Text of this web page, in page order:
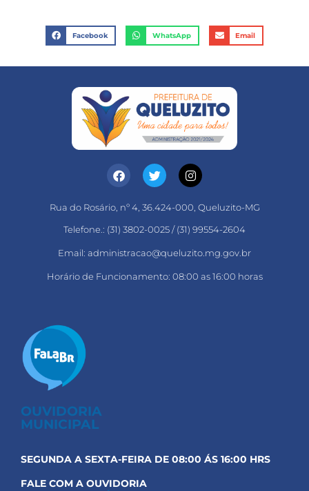
Facebook WhatsApp Email
Rua do Rosário, nº 4, 36.424-000, Queluzito-MG
Telefone.: (31) 3802-0025 / (31) 99554-2604
Email: administracao@queluzito.mg.gov.br
Horário de Funcionamento: 08:00 as 16:00 horas
OUVIDORIA
MUNICIPAL
SEGUNDA A SEXTA-FEIRA DE 08:00 ÁS 16:00 HRS
FALE COM A OUVIDORIA